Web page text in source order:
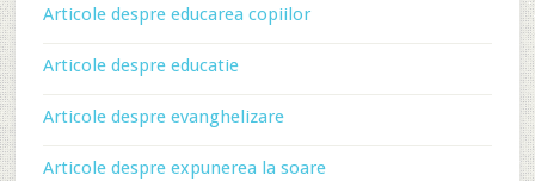
Articole despre educarea copiilor
Articole despre educatie
Articole despre evanghelizare
Articole despre expunerea la soare